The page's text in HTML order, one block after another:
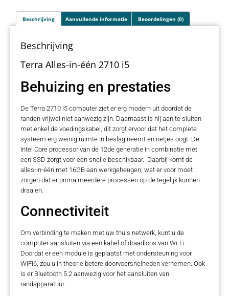
Beschrijving Aanvullende informatie Beoordelingen (0)
Beschrijving
Terra Alles-in-één 2710 i5
Behuizing en prestaties
De Terra 2710 i5 computer ziet er erg modern uit doordat de
randen vrijwel niet aanwezig zijn. Daarnaast is hij aan te sluiten
met enkel de voedingskabel, dit zorgt ervoor dat het complete
systeem erg weinig ruimte in beslag neemt en netjes oogt. De
Intel Core processor van de 12de generatie in combinatie met
een SSD zorgt voor een snelle beschikbaar. Daarbij komt de
alles-in-één met 16GB aan werkgeheugen, wat er voor moet
zorgen dat er prima meerdere processen op de tegelijk kunnen
draaien.
Connectiviteit
Om verbinding te maken met uw thuis netwerk, kunt u de
computer aansluiten via een kabel of draadloos van Wi-Fi.
Doordat er een module is geplaatst met ondersteuning voor
WiFi6, zou u in theorie betere doorvoersnelheden vernemen. Ook
is er Bluetooth 5.2 aanwezig voor het aansluiten van
randapparatuur.